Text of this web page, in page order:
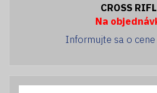
CROSS
Na
Informujte sa o